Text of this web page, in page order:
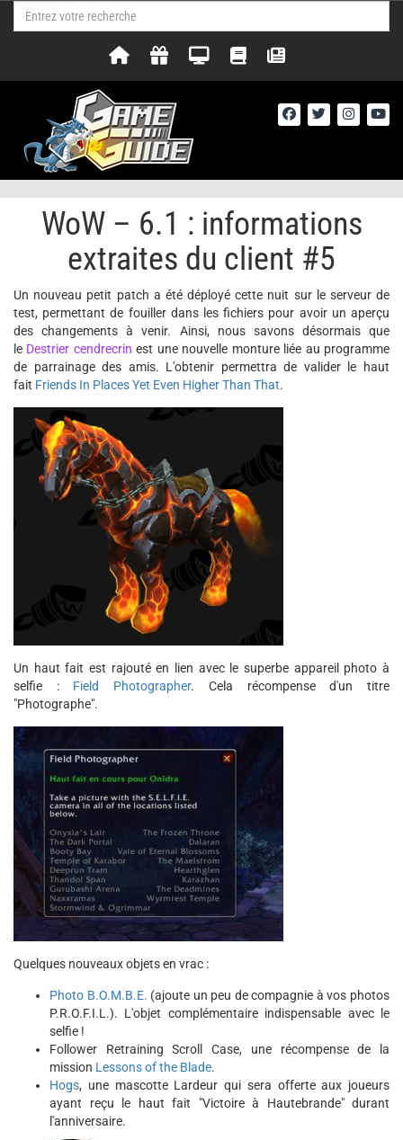
WoW – 6.1 : informations
extraites du client #5
Un nouveau petit patch a été déployé cette nuit sur le serveur de
test, permettant de fouiller dans les fichiers pour avoir un aperçu
des changements à venir. Ainsi, nous savons désormais que
le Destrier cendrecrin est une nouvelle monture liée au programme
de parrainage des amis. L'obtenir permettra de valider le haut
fait Friends In Places Yet Even Higher Than That.
Un haut fait est rajouté en lien avec le superbe appareil photo à
selfie : Field Photographer. Cela récompense d'un titre
"Photographe".
Quelques nouveaux objets en vrac :
Photo B.O.M.B.E. (ajoute un peu de compagnie à vos photos
P.R.O.F.I.L.). L'objet complémentaire indispensable avec le
selfie !
Follower Retraining Scroll Case, une récompense de la
mission Lessons of the Blade.
Hogs, une mascotte Lardeur qui sera offerte aux joueurs
ayant reçu le haut fait "Victoire à Hautebrande" durant
l'anniversaire.